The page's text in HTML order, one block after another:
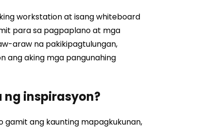
workstation at isang whiteboard
para sa pagpaplano at mga
araw na pakikipagtulungan,
ang aking mga pangunahing
inspirasyon?
gamit ang kaunting mapagkukunan,